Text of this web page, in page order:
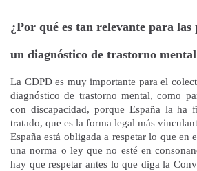
¿Por qué es tan relevante para las
un diagnóstico de trastorno
La CDPD es muy importante para el
diagnóstico de trastorno mental, como
con discapacidad, porque España la ha
tratado, que es la forma legal más
España está obligada a respetar lo que en
una norma o ley que no esté en
hay que respetar antes lo que diga la